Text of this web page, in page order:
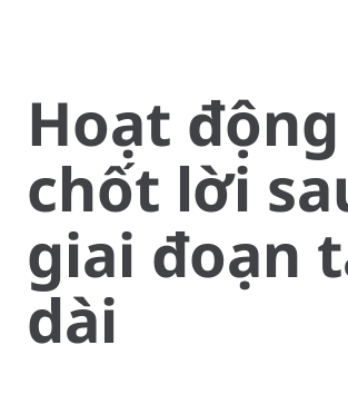
Hoạt động
chốt lời
giai đoạn
dài